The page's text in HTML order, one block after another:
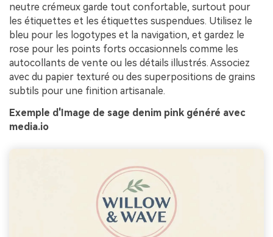
neutre crémeux garde tout confortable, surtout pour
les étiquettes et les étiquettes suspendues. Utilisez le
bleu pour les logotypes et la navigation, et gardez le
rose pour les points forts occasionnels comme les
autocollants de vente ou les détails illustrés. Associez
avec du papier texturé ou des superpositions de grains
subtils pour une finition artisanale.
Exemple d'Image de sage denim pink généré avec
media.io